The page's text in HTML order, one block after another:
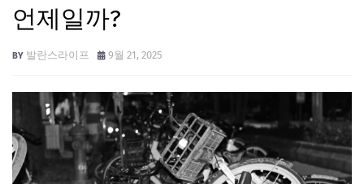
언제일까?
발란스라이프 9월 21, 2025